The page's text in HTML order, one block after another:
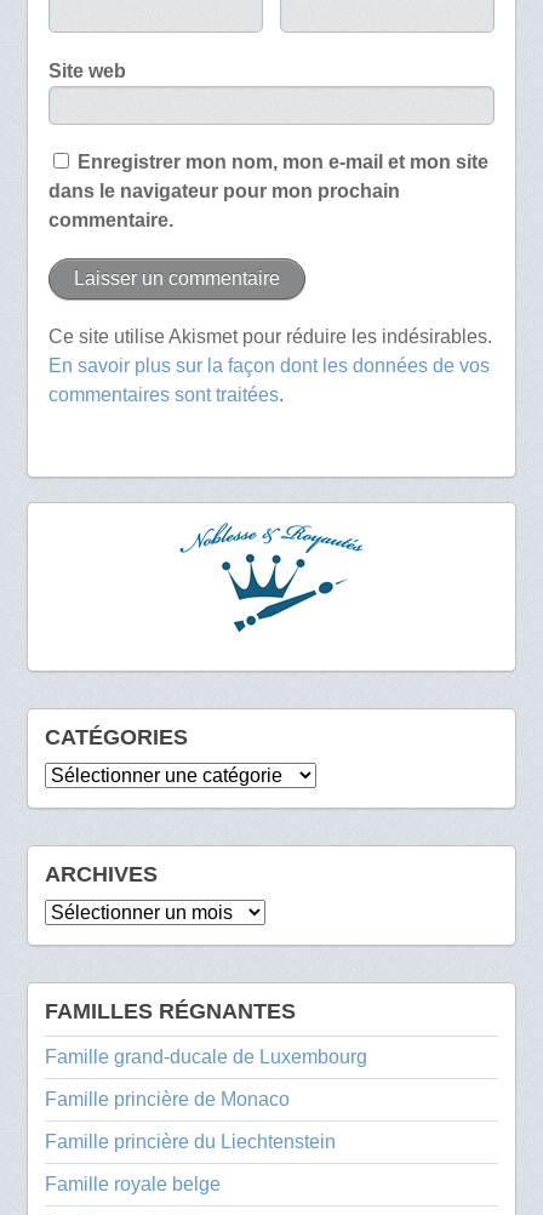
Site web
Enregistrer mon nom, mon e-mail et mon site
dans le navigateur pour mon prochain
commentaire.
Ce site utilise Akismet pour réduire les indésirables.
En savoir plus sur la façon dont les données de vos
commentaires sont traitées.
CATÉGORIES
Catégories
ARCHIVES
Archives
FAMILLES RÉGNANTES
Famille grand-ducale de Luxembourg
Famille princière de Monaco
Famille princière du Liechtenstein
Famille royale belge